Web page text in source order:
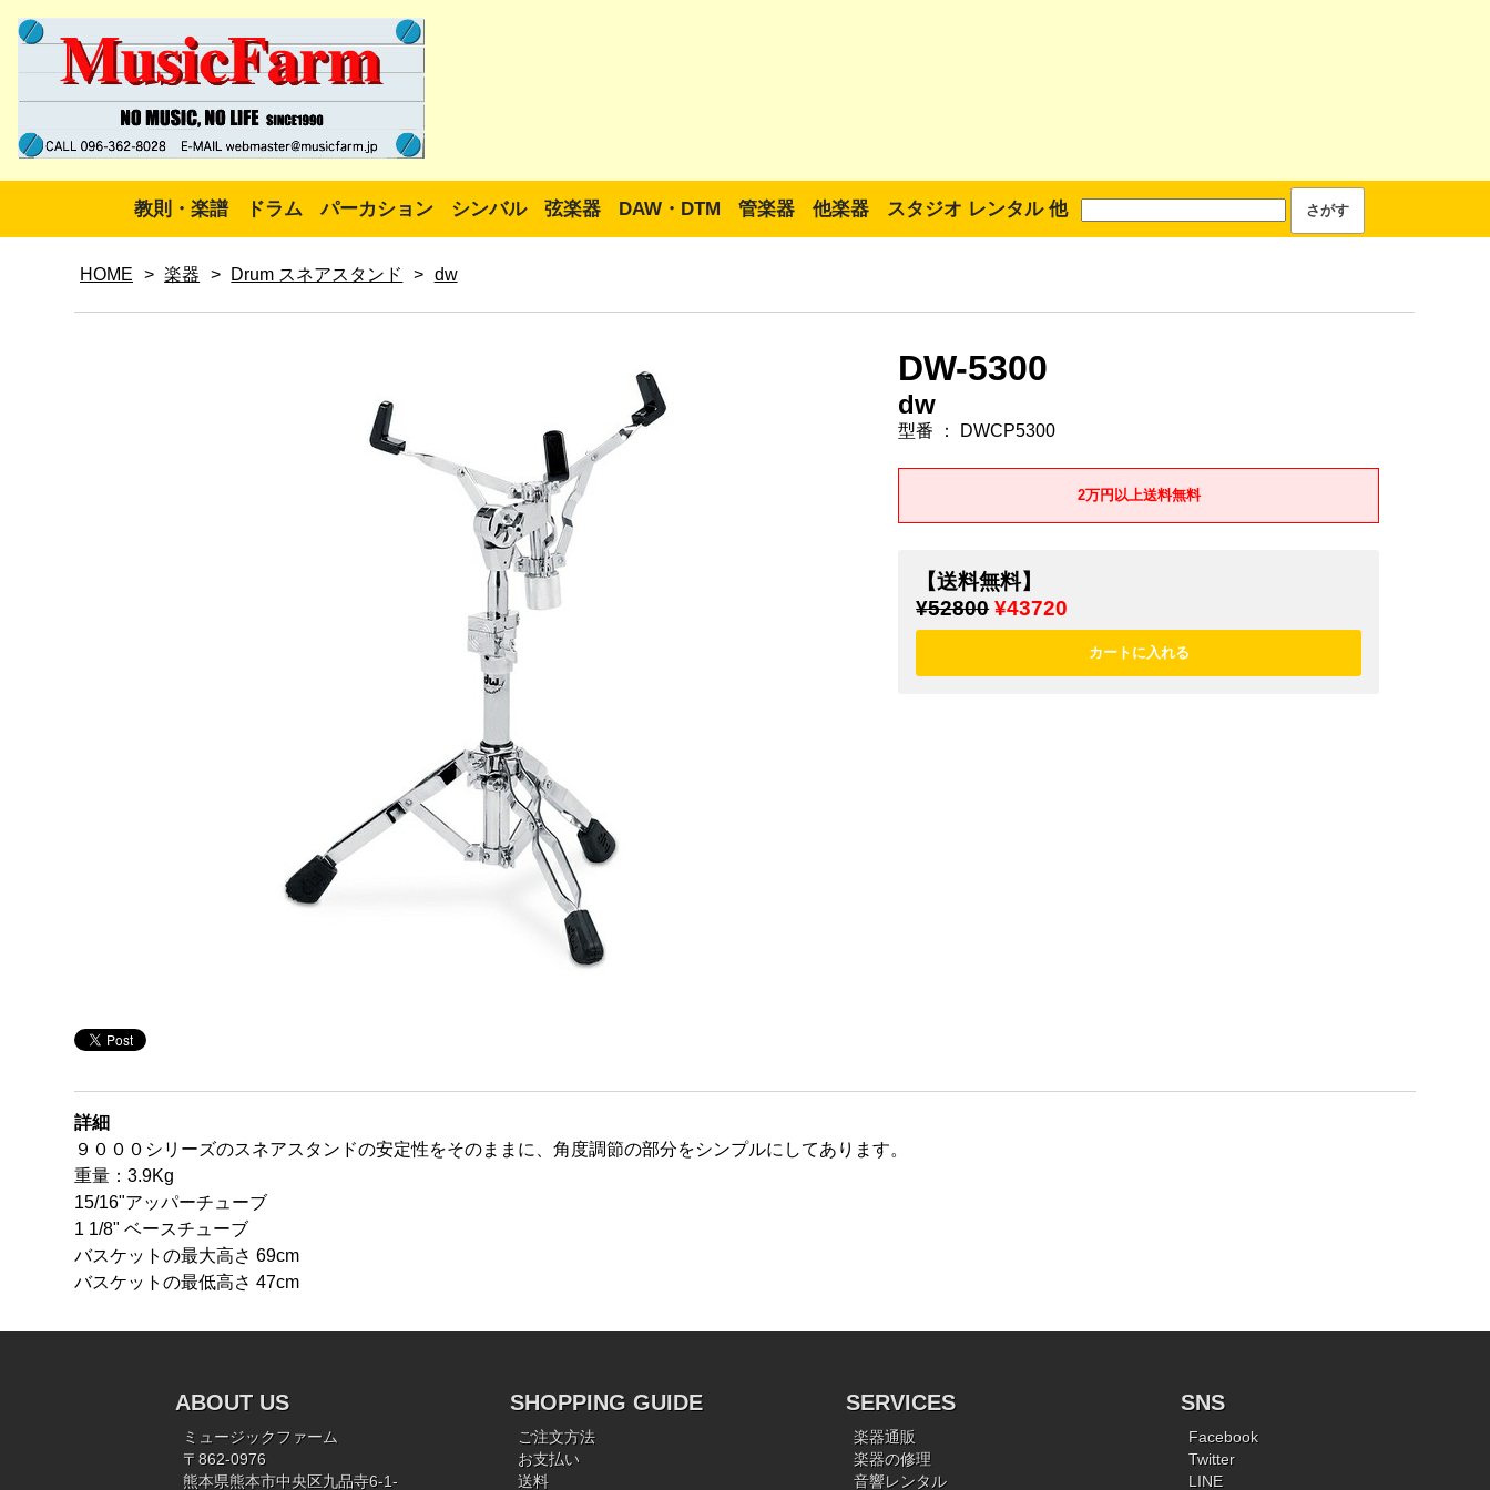
教則・楽譜 ドラム パーカション シンバル 弦楽器 DAW・DTM 管楽器 他楽器 スタジオ レンタル 他
HOME > 楽器 > Drum スネアスタンド > dw
DW-5300
dw
型番 ： DWCP5300
2万円以上送料無料
【送料無料】
¥52800 ¥43720
詳細
９０００シリーズのスネアスタンドの安定性をそのままに、角度調節の部分をシンプルにしてあります。
重量：3.9Kg
15/16"アッパーチューブ
1 1/8" ベースチューブ
バスケットの最大高さ 69cm
バスケットの最低高さ 47cm
ABOUT US
ミュージックファーム
〒862-0976
熊本県熊本市中央区九品寺6-1-
SHOPPING GUIDE
ご注文方法
お支払い
送料
SERVICES
楽器通販
楽器の修理
音響レンタル
SNS
Facebook
Twitter
LINE